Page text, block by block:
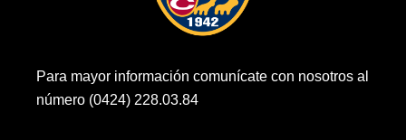
Para mayor información comunícate con nosotros al
número (0424) 228.03.84